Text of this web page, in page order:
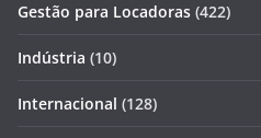
Gestão para Locadoras (422)
Indústria (10)
Internacional (128)